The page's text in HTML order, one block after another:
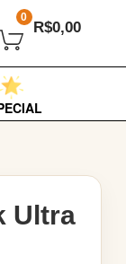
0
R$0,00
Ultra